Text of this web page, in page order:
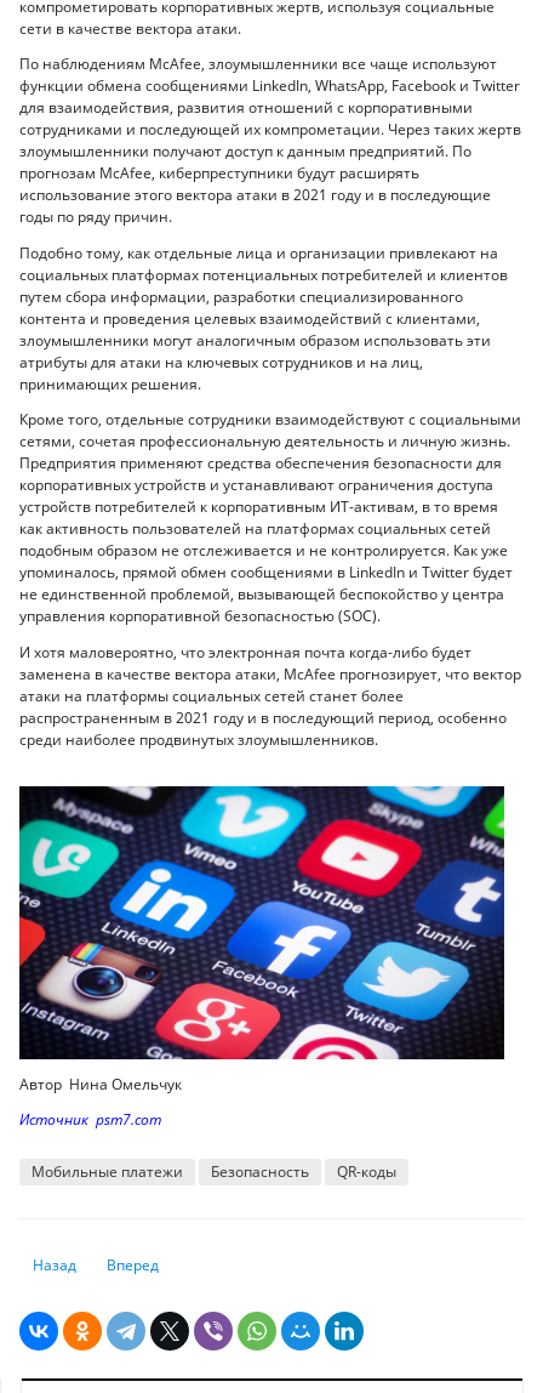
компрометировать корпоративных жертв, используя социальные
сети в качестве вектора атаки.
По наблюдениям McAfee, злоумышленники все чаще используют
функции обмена сообщениями LinkedIn, WhatsApp, Facebook и Twitter
для взаимодействия, развития отношений с корпоративными
сотрудниками и последующей их компрометации. Через таких жертв
злоумышленники получают доступ к данным предприятий. По
прогнозам McAfee, киберпреступники будут расширять
использование этого вектора атаки в 2021 году и в последующие
годы по ряду причин.
Подобно тому, как отдельные лица и организации привлекают на
социальных платформах потенциальных потребителей и клиентов
путем сбора информации, разработки специализированного
контента и проведения целевых взаимодействий с клиентами,
злоумышленники могут аналогичным образом использовать эти
атрибуты для атаки на ключевых сотрудников и на лиц,
принимающих решения.
Кроме того, отдельные сотрудники взаимодействуют с социальными
сетями, сочетая профессиональную деятельность и личную жизнь.
Предприятия применяют средства обеспечения безопасности для
корпоративных устройств и устанавливают ограничения доступа
устройств потребителей к корпоративным ИТ-активам, в то время
как активность пользователей на платформах социальных сетей
подобным образом не отслеживается и не контролируется. Как уже
упоминалось, прямой обмен сообщениями в LinkedIn и Twitter будет
не единственной проблемой, вызывающей беспокойство у центра
управления корпоративной безопасностью (SOC).
И хотя маловероятно, что электронная почта когда-либо будет
заменена в качестве вектора атаки, McAfee прогнозирует, что вектор
атаки на платформы социальных сетей станет более
распространенным в 2021 году и в последующий период, особенно
среди наиболее продвинутых злоумышленников.
Автор Нина Омельчук
Источник psm7.com
Мобильные платежи Безопасность QR-коды
Предыдущий: Кому из пенсионеров нужно обратиться за выплатами
Назад Следующий: Kursiv Research: удорожание материалов
Вперед